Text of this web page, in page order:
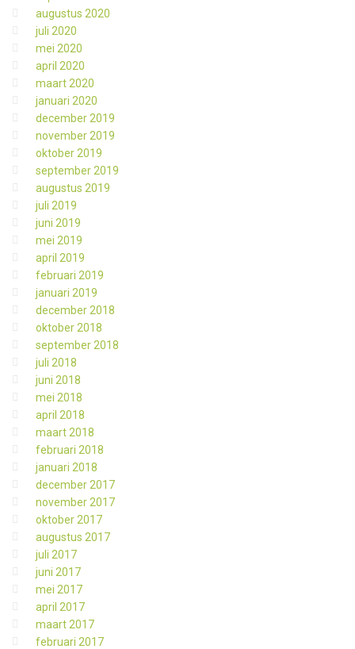
augustus 2020
juli 2020
mei 2020
april 2020
maart 2020
januari 2020
december 2019
november 2019
oktober 2019
september 2019
augustus 2019
juli 2019
juni 2019
mei 2019
april 2019
februari 2019
januari 2019
december 2018
oktober 2018
september 2018
juli 2018
juni 2018
mei 2018
april 2018
maart 2018
februari 2018
januari 2018
december 2017
november 2017
oktober 2017
augustus 2017
juli 2017
juni 2017
mei 2017
april 2017
maart 2017
februari 2017